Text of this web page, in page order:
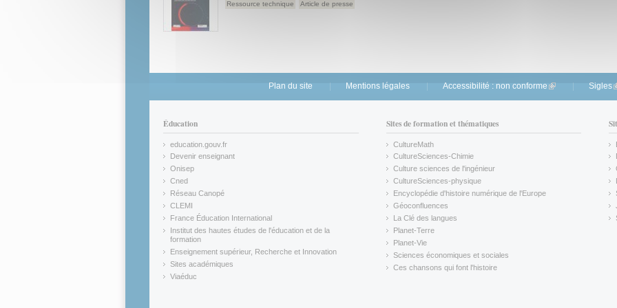
Ressource technique Article de presse
Plan du site Mentions légales Accessibilité : non conforme (link is external)
Sigles
Éducation
education.gouv.fr
(link is external)
Devenir enseignant
(link is external)
Onisep
(link is external)
Cned
(link is external)
Réseau Canopé
(link is external)
CLEMI
(link is external)
France Éducation International
(link is external)
Institut des hautes études de l'éducation et de la
formation
(link is external)
Enseignement supérieur, Recherche et Innovation
(link is external)
Sites académiques
(link is external)
Viaéduc
Sites de formation et thématiques
CultureMath
(link is external)
CultureSciences-Chimie
(link is external)
Culture sciences de l'ingénieur
CultureSciences-physique
(link is external)
Encyclopédie d'histoire numérique de l'Europe
(link is external)
Géoconfluences
(link is external)
La Clé des langues
(link is external)
Planet-Terre
(link is external)
Planet-Vie
(link is external)
Sciences économiques et sociales
(link is external)
Ces chansons qui font l'histoire